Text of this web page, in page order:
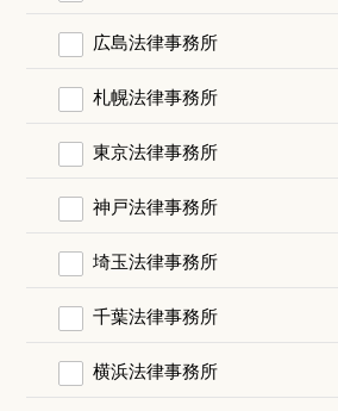
広島法律事務所
札幌法律事務所
東京法律事務所
神戸法律事務所
埼玉法律事務所
千葉法律事務所
横浜法律事務所